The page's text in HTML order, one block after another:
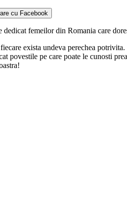
cu Facebook
dedicat femeilordin Romania care
exista undeva perechea
povestile pe care poate le cunosti